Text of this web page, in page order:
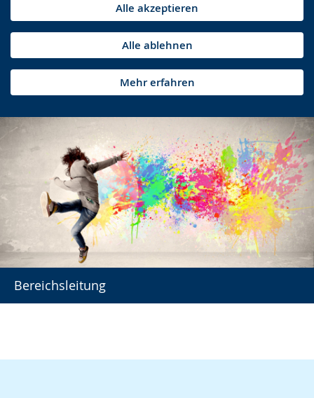
Alle akzeptieren
Alle ablehnen
Mehr erfahren
Bereichsleitung